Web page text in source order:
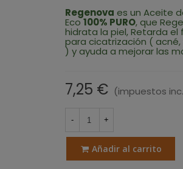
Regenova es un Aceite
Eco100% PURO, que
hidrata la piel, Retarda
para cicatrización ( acné,
) y ayuda a mejorar las
7,25 € (impuestos
- +
Añadir al carrito